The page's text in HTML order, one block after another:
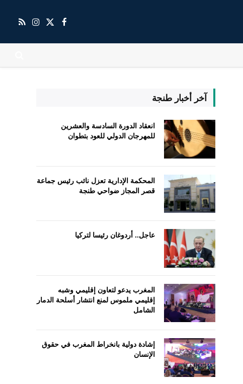
فيسبوك
X
الانستغرام
RSS
آخر أخبار طنجة
انعقاد الدورة السادسة والعشرين
للمهرجان الدولي للعود بتطوان
المحكمة الإدارية تعزل نائب رئيس جماعة
قصر المجاز ضواحي طنجة
عاجل.. أردوغان رئيسا لتركيا
المغرب يدعو لتعاون إقليمي وشبه
إقليمي ملموس لمنع انتشار أسلحة الدمار
الشامل
إشادة دولية بانخراط المغرب في حقوق
الإنسان